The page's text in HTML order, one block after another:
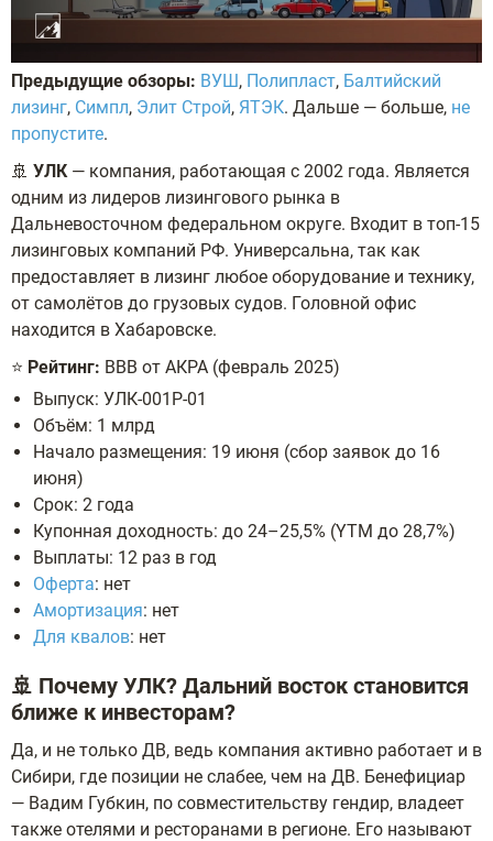
Предыдущие обзоры: ВУШ, Полипласт, Балтийский
лизинг, Симпл, Элит Строй, ЯТЭК. Дальше — больше, не
пропустите.
🚢 УЛК — компания, работающая с 2002 года. Является
одним из лидеров лизингового рынка в
Дальневосточном федеральном округе. Входит в топ-15
лизинговых компаний РФ. Универсальна, так как
предоставляет в лизинг любое оборудование и технику,
от самолётов до грузовых судов. Головной офис
находится в Хабаровске.
⭐ Рейтинг: BBB от АКРА (февраль 2025)
Выпуск: УЛК-001Р-01
Объём: 1 млрд
Начало размещения: 19 июня (сбор заявок до 16
июня)
Срок: 2 года
Купонная доходность: до 24–25,5% (YTM до 28,7%)
Выплаты: 12 раз в год
Оферта: нет
Амортизация: нет
Для квалов: нет
🚢 Почему УЛК? Дальний восток становится
ближе к инвесторам?
Да, и не только ДВ, ведь компания активно работает и в
Сибири, где позиции не слабее, чем на ДВ. Бенефициар
— Вадим Губкин, по совместительству гендир, владеет
также отелями и ресторанами в регионе. Его называют